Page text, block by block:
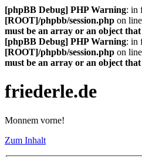
[phpBB Debug] PHP Warning: in
[ROOT]/phpbb/session.php on line
must be an array or an object
[phpBB Debug] PHP Warning: in
[ROOT]/phpbb/session.php on line
must be an array or an object
friederle.de
Monnem vorne!
Zum Inhalt